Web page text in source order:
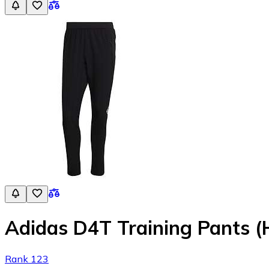
Adidas D4T Training Pants
Rank 123